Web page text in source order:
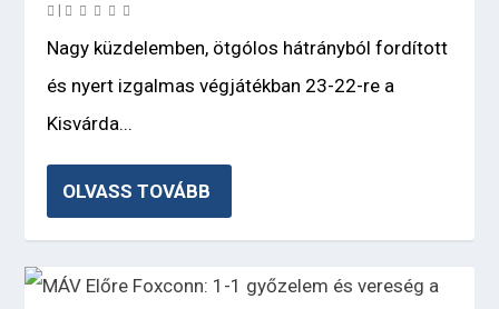
|
Nagy küzdelemben, ötgólos hátrányból fordított
és nyert izgalmas végjátékban 23-22-re a
Kisvárda...
OLVASS TOVÁBB